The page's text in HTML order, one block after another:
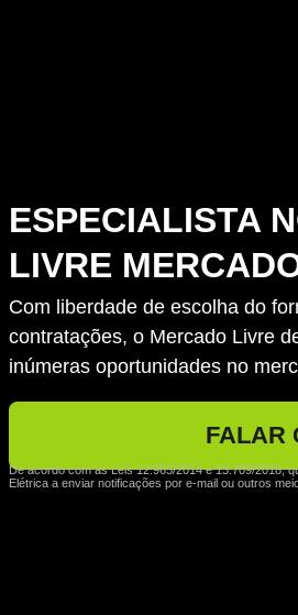
ESPECIALISTA
LIVRE
Com liberdade de escolha do
contratações, o Mercado Livre
inúmeras oportunidades no
FALAR
De acordo com as Leis 12.965/2014 e 13.709/2018,
Elétrica a enviar notificações por e-mail ou outros